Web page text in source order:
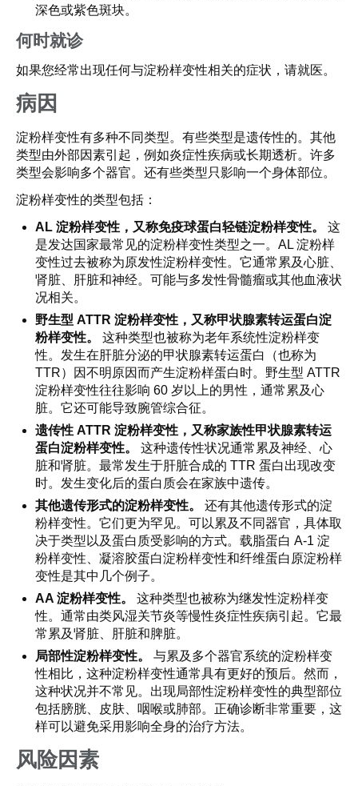
深色或紫色斑块。
何时就诊
如果您经常出现任何与淀粉样变性相关的症状，请就医。
病因
淀粉样变性有多种不同类型。有些类型是遗传性的。其他
类型由外部因素引起，例如炎症性疾病或长期透析。许多
类型会影响多个器官。还有些类型只影响一个身体部位。
淀粉样变性的类型包括：
AL 淀粉样变性，又称免疫球蛋白轻链淀粉样变性。
这
是发达国家最常见的淀粉样变性类型之一。AL 淀粉样
变性过去被称为原发性淀粉样变性。它通常累及心脏、
肾脏、肝脏和神经。可能与多发性骨髓瘤或其他血液状
况相关。
野生型 ATTR 淀粉样变性，又称甲状腺素转运蛋白淀
粉样变性。
这种类型也被称为老年系统性淀粉样变
性。发生在肝脏分泌的甲状腺素转运蛋白（也称为
TTR）因不明原因而产生淀粉样蛋白时。野生型 ATTR
淀粉样变性往往影响 60 岁以上的男性，通常累及心
脏。它还可能导致腕管综合征。
遗传性 ATTR 淀粉样变性，又称家族性甲状腺素转运
蛋白淀粉样变性。
这种遗传性状况通常累及神经、心
脏和肾脏。最常发生于肝脏合成的 TTR 蛋白出现改变
时。发生变化后的蛋白质会在家族中遗传。
其他遗传形式的淀粉样变性。
还有其他遗传形式的淀
粉样变性。它们更为罕见。可以累及不同器官，具体取
决于类型以及蛋白质受影响的方式。载脂蛋白 A-1 淀
粉样变性、凝溶胶蛋白淀粉样变性和纤维蛋白原淀粉样
变性是其中几个例子。
AA 淀粉样变性。
这种类型也被称为继发性淀粉样变
性。通常由类风湿关节炎等慢性炎症性疾病引起。它最
常累及肾脏、肝脏和脾脏。
局部性淀粉样变性。
与累及多个器官系统的淀粉样变
性相比，这种淀粉样变性通常具有更好的预后。然而，
这种状况并不常见。出现局部性淀粉样变性的典型部位
包括膀胱、皮肤、咽喉或肺部。正确诊断非常重要，这
样可以避免采用影响全身的治疗方法。
风险因素